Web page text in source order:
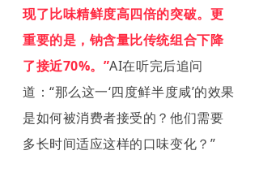
现了比味精鲜度高四倍的突破。更
重要的是，钠含量比传统组合下降
了接近70%。”AI在听完后追问
道：“那么这一‘四度鲜半度咸’的效果
是如何被消费者接受的？他们需要
多长时间适应这样的口味变化？”